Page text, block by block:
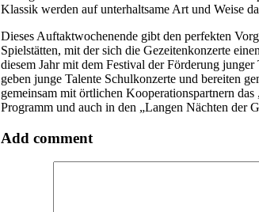
Klassik werden auf unterhaltsame Art und Weise
Dieses Auftaktwochenende gibt den perfekten
Spielstätten, mit der sich die Gezeitenkonzerte
diesem Jahr mit dem Festival der Förderung
geben junge Talente Schulkonzerte und bereiten
gemeinsam mit örtlichen Kooperationspartnern
Programm und auch in den „Langen Nächten der
Add comment